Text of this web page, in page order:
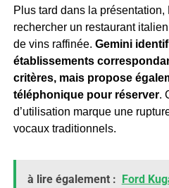
Plus tard dans la
rechercher un restaurant
de vins raffinée. Gemini
établissements
critères, mais propose
téléphonique pour réserver.
d’utilisation marque une
vocaux traditionnels.
à lire également : Ford